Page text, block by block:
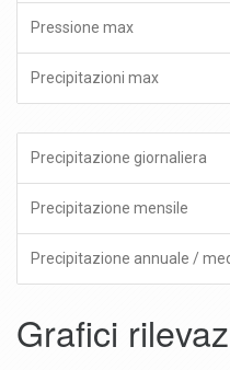
Grafici